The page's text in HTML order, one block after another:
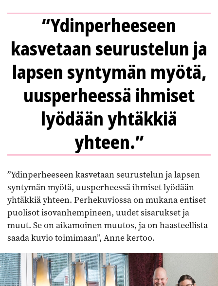
“Ydinperheeseen
kasvetaan seurustelun ja
lapsen syntymän myötä,
uusperheessä ihmiset
lyödään yhtäkkiä
yhteen.”
”Ydinperheeseen kasvetaan seurustelun ja lapsen
syntymän myötä, uusperheessä ihmiset lyödään
yhtäkkiä yhteen. Perhekuviossa on mukana entiset
puolisot isovanhempineen, uudet sisarukset ja
muut. Se on aikamoinen muutos, ja on haasteellista
saada kuvio toimimaan”, Anne kertoo.